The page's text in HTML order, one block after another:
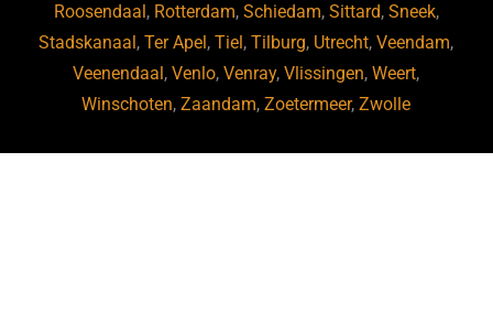
Roosendaal, Rotterdam, Schiedam, Sittard, Sneek,
Stadskanaal,Ter Apel,Tiel,Tilburg, Utrecht,Veendam,
Veenendaal,Venlo,Venray,Vlissingen,Weert,
Winschoten,Zaandam,Zoetermeer,Zwolle